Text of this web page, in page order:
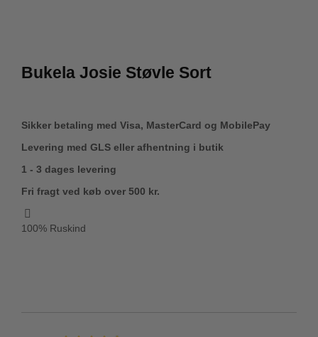
Bukela Josie Støvle Sort
Sikker betaling med Visa, MasterCard og MobilePay
Levering med GLS eller afhentning i butik
1 - 3 dages levering
Fri fragt ved køb over 500 kr.
100% Ruskind